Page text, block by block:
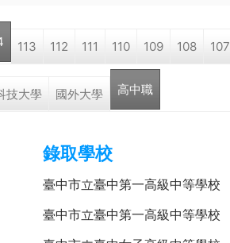
113 112 111 110 109 108 107
技大學 國外大學 高中職
錄取學校
臺中市立臺中第一高級中等學校
臺中市立臺中第一高級中等學校